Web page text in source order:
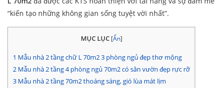
“kiến tạo những không gian sống tuyệt vời nhất”.
MỤC LỤC [Ẩn]
1 Mẫu nhà 2 tầng chữ L 70m2 3 phòng ngủ đẹp thơ mộng
2 Mẫu nhà 2 tầng 4 phòng ngủ 70m2 có sân vườn đẹp rực rỡ
3 Mẫu nhà 2 tầng 70m2 thoáng sáng, gió lùa mát lịm